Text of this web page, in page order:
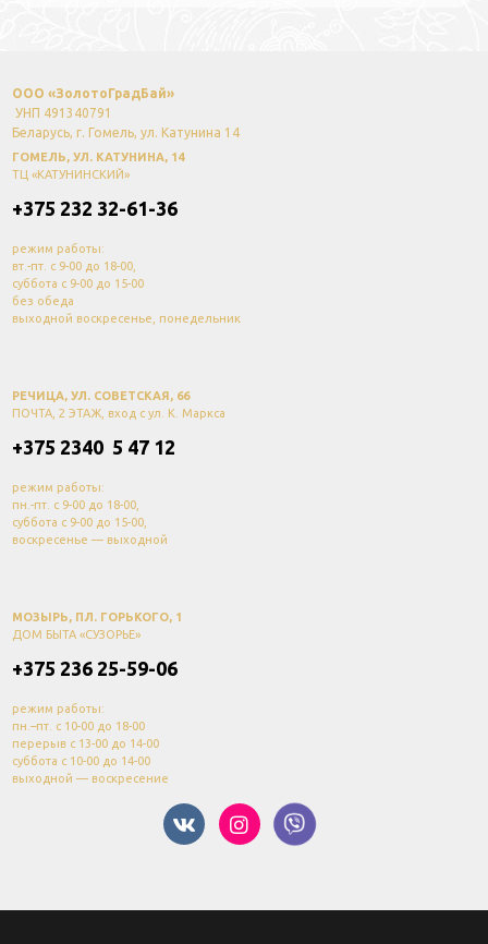
ООО «ЗолотоГрадБай»
УНП 491340791
Беларусь, г. Гомель, ул. Катунина 14
ГОМЕЛЬ, УЛ. КАТУНИНА, 14
ТЦ «КАТУНИНСКИЙ»
+375 232 32-61-36
режим работы:
вт.-пт. с 9-00 до 18-00,
суббота с 9-00 до 15-00
без обеда
выходной воскресенье, понедельник
РЕЧИЦА, УЛ. СОВЕТСКАЯ, 66
ПОЧТА, 2 ЭТАЖ, вход с ул. К. Маркса
+375 2340 5 47 12
режим работы:
пн.-пт. с 9-00 до 18-00,
суббота с 9-00 до 15-00,
воскресенье — выходной
МОЗЫРЬ, ПЛ. ГОРЬКОГО, 1
ДОМ БЫТА «СУЗОРЬЕ»
+375 236 25-59-06
режим работы:
пн.–пт. с 10-00 до 18-00
перерыв с 13-00 до 14-00
суббота с 10-00 до 14-00
выходной — воскресение